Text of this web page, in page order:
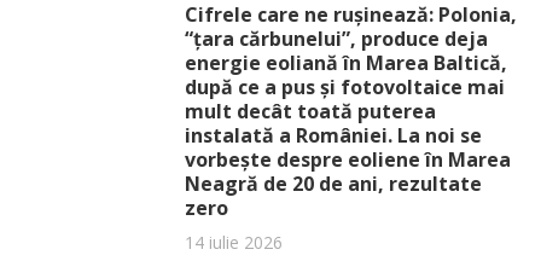
Cifrele care ne rușinează: Polonia,
“țara cărbunelui”, produce deja
energie eoliană în Marea Baltică,
după ce a pus și fotovoltaice mai
mult decât toată puterea
instalată a României. La noi se
vorbește despre eoliene în Marea
Neagră de 20 de ani, rezultate
zero
14 iulie 2026